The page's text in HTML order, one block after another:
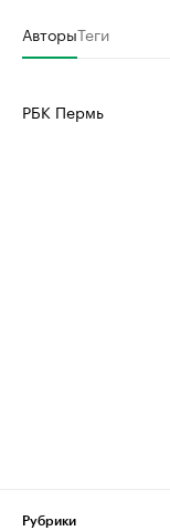
АвторыТеги
РБК Пермь
Рубрики